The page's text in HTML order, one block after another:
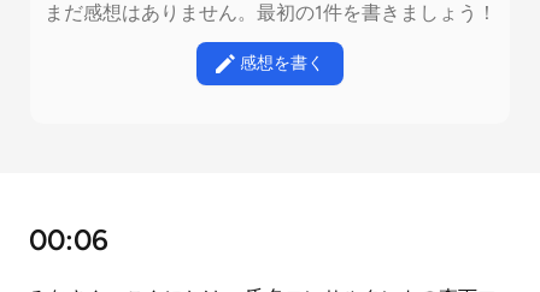
まだ感想はありません。最初の1件を書きましょう！
感想を書く
00:06